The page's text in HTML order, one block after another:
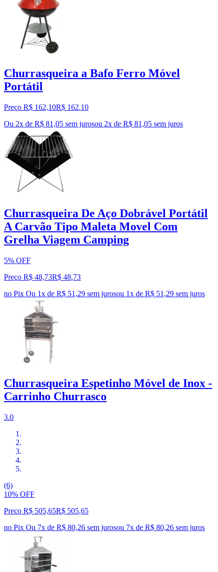
Churrasqueira a Bafo Ferro Móvel
Portátil
Preço R$ 162,10R$ 162,10
Ou 2x de R$ 81,05 sem jurosou 2x de R$ 81,05 sem juros
Churrasqueira De Aço Dobrável Portátil
A Carvão Tipo Maleta Movel Com
Grelha Viagem Camping
5% OFF
Preço R$ 48,73R$ 48,73
no Pix Ou 1x de R$ 51,29 sem jurosou 1x de R$ 51,29 sem juros
Churrasqueira Espetinho Móvel de Inox -
Carrinho Churrasco
3.0
(6)
10% OFF
Preço R$ 505,65R$ 505,65
no Pix Ou 7x de R$ 80,26 sem jurosou 7x de R$ 80,26 sem juros